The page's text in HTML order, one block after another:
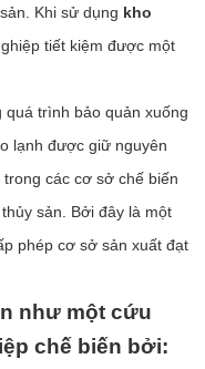
Khi sử dụng kho
tiết kiệm được một
trình bảo quản xuống
lạnh được giữ nguyên
các cơ sở chế biến
sản. Bởi đây là một
phép cơ sở sản xuất đạt
như một cứu
chế biến bởi: